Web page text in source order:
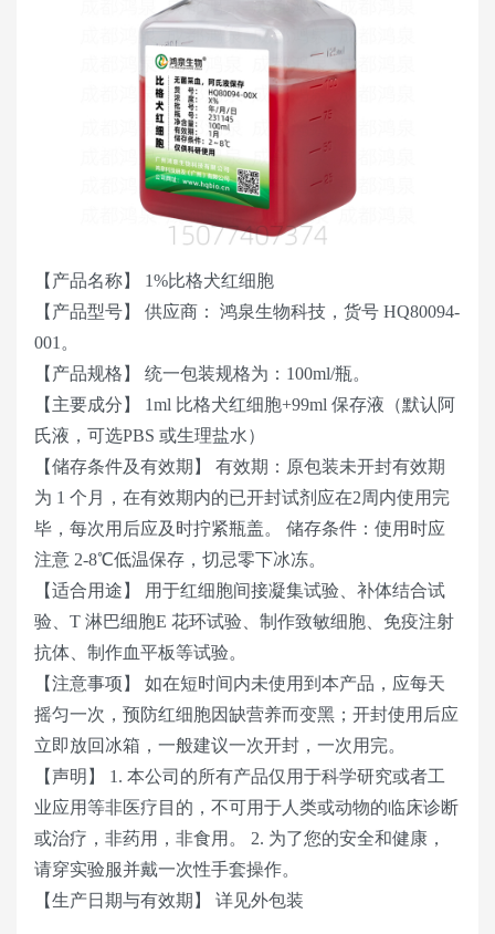
【产品名称】 1%比格犬红细胞
【产品型号】 供应商： 鸿泉生物科技，货号 HQ80094-
001。
【产品规格】 统一包装规格为：100ml/瓶。
【主要成分】 1ml 比格犬红细胞+99ml 保存液（默认阿
氏液，可选PBS 或生理盐水）
【储存条件及有效期】 有效期：原包装未开封有效期
为 1 个月，在有效期内的已开封试剂应在2周内使用完
毕，每次用后应及时拧紧瓶盖。 储存条件：使用时应
注意 2-8℃低温保存，切忌零下冰冻。
【适合用途】 用于红细胞间接凝集试验、补体结合试
验、T 淋巴细胞E 花环试验、制作致敏细胞、免疫注射
抗体、制作血平板等试验。
【注意事项】 如在短时间内未使用到本产品，应每天
摇匀一次，预防红细胞因缺营养而变黑；开封使用后应
立即放回冰箱，一般建议一次开封，一次用完。
【声明】 1. 本公司的所有产品仅用于科学研究或者工
业应用等非医疗目的，不可用于人类或动物的临床诊断
或治疗，非药用，非食用。 2. 为了您的安全和健康，
请穿实验服并戴一次性手套操作。
【生产日期与有效期】 详见外包装